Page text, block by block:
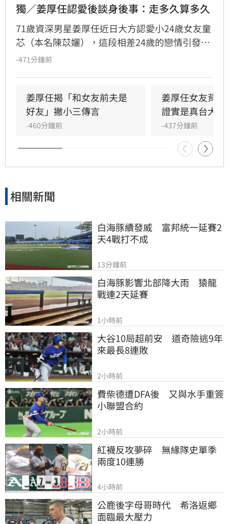
獨／姜厚任認愛後談身後事：走多久算多久
71歲資深男星姜厚任近日大方認愛小24歲女友童
芯（本名陳苡孋），這段相差24歲的戀情引發熱
議。面對外界對年齡差距的擔憂，姜厚任受訪時
遺囑議題，他表示目前順其自然，尚未深入討
論。宋亭誼報導
-471分鐘前
姜厚任揭「和女友前夫是
好友」撇小三傳言
-460分鐘前
姜厚任女友背
證實是真台大畢
-437分鐘前
相關新聞
白海豚續發威　富邦統一延賽2
天4戰打不成
13分鐘前
白海豚影響北部降大雨　猿龍
戰連2天延賽
1小時前
大谷10局超前安　道奇險逃9年
來最長8連敗
2小時前
費柴德遭DFA後　又與水手重簽
小聯盟合約
2小時前
紅襪反攻夢碎　無緣隊史單季
兩度10連勝
4小時前
公鹿後字母哥時代　希洛返鄉
面臨最大壓力